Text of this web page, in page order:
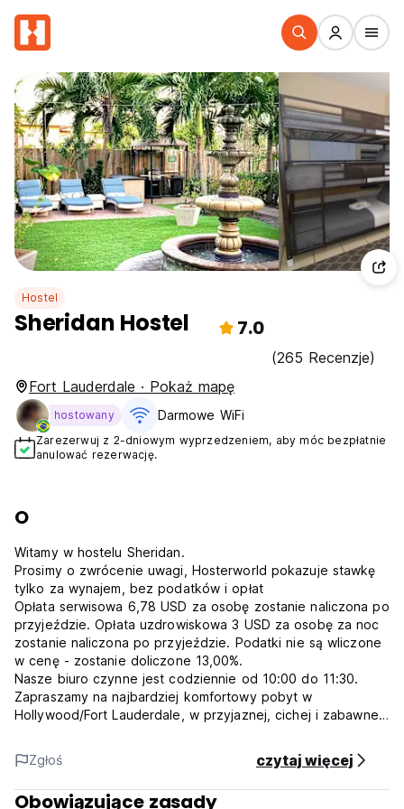
Hostel
Sheridan Hostel 7.0
(265 Recenzje)
Fort Lauderdale · Pokaż mapę
hostowany Darmowe WiFi
Zarezerwuj z 2-dniowym wyprzedzeniem, aby móc bezpłatnie
anulować rezerwację.
O
Witamy w hostelu Sheridan.
Prosimy o zwrócenie uwagi, Hosterworld pokazuje stawkę
tylko za wynajem, bez podatków i opłat
Opłata serwisowa 6,78 USD za osobę zostanie naliczona po
przyjeździe. Opłata uzdrowiskowa 3 USD za osobę za noc
zostanie naliczona po przyjeździe. Podatki nie są wliczone
w cenę - zostanie doliczone 13,00%.
Nasze biuro czynne jest codziennie od 10:00 do 11:30.
Zapraszamy na najbardziej komfortowy pobyt w
Hollywood/Fort Lauderdale, w przyjaznej, cichej i zabawnej
niedawno odnowione w 2018 roku. Teren i ogród są pięknie
zagospodarowane. Jednostki nienagannie urządzone.
Zapraszamy podróżujących samotnie i pobyty grupowe.
Żadnych gości dozwolone.
Zgłoś czytaj więcej
Obowiązujące zasady